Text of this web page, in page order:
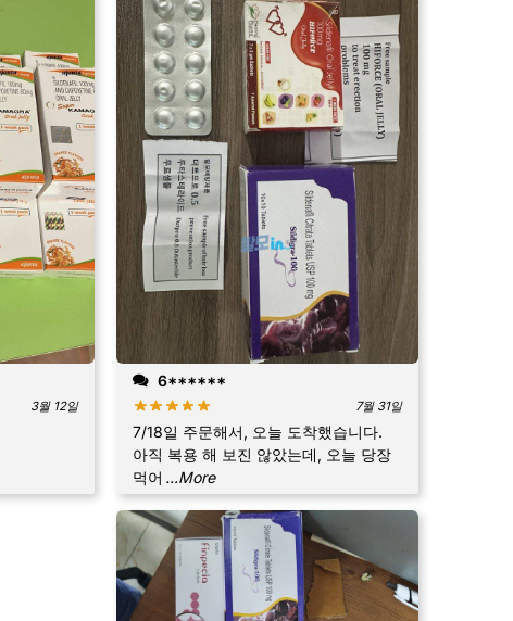
3월 12일
6******
7월 31일
7/18일 주문해서, 오늘 도착했습니다.
아직 복용 해 보진 않았는데, 오늘 당장
먹어 ...More